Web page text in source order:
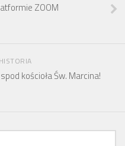
ZOOM
kościoła Św. Marcina!